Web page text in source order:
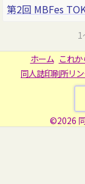
第2回 MBFes
1
ホーム これ
同人誌印刷所リ
©2026